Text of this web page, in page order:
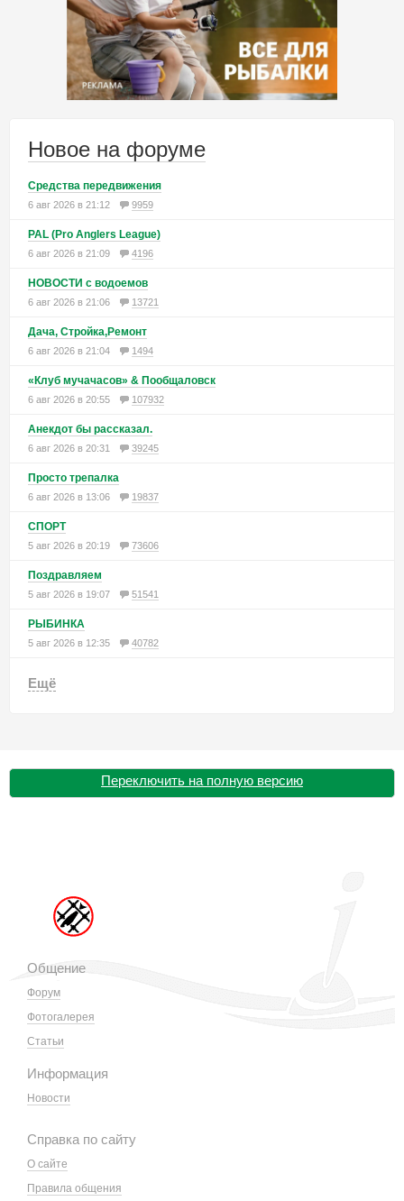
Новое на форуме
Средства передвижения
6 авг 2026 в 21:12 9959
PAL (Pro Anglers League)
6 авг 2026 в 21:09 4196
НОВОСТИ с водоемов
6 авг 2026 в 21:06 13721
Дача, Стройка,Ремонт
6 авг 2026 в 21:04 1494
«Клуб мучачасов» & Пообщаловск
6 авг 2026 в 20:55 107932
Анекдот бы рассказал.
6 авг 2026 в 20:31 39245
Просто трепалка
6 авг 2026 в 13:06 19837
СПОРТ
5 авг 2026 в 20:19 73606
Поздравляем
5 авг 2026 в 19:07 51541
РЫБИНКА
5 авг 2026 в 12:35 40782
Ещё
Переключить на полную версию
Общение
Форум
Фотогалерея
Статьи
Информация
Новости
Справка по сайту
О сайте
Правила общения